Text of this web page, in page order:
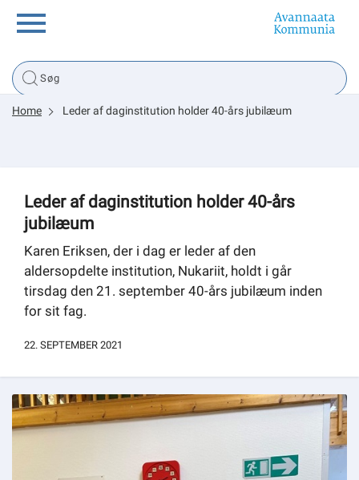
Borger
Tsunami
sullissivik.gl
Planportal
Om kommunen
Home Leder af daginstitution holder 40-års jubilæum
Leder af daginstitution holder 40-års
jubilæum
Karen Eriksen, der i dag er leder af den
aldersopdelte institution, Nukariit, holdt i går
tirsdag den 21. september 40-års jubilæum inden
for sit fag.
22. SEPTEMBER 2021